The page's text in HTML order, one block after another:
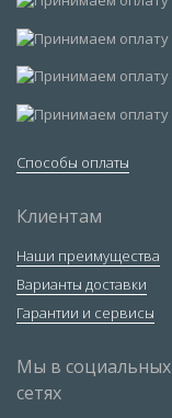
Способы оплаты
Клиентам
Наши преимущества
Варианты доставки
Гарантии и сервисы
Мы в социальных
сетях